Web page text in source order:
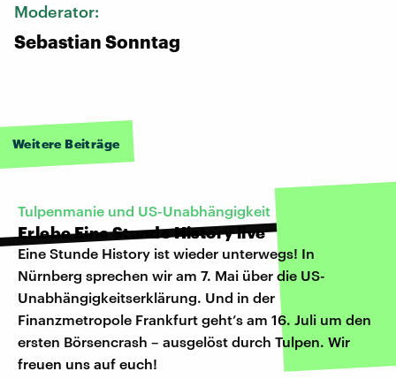
Moderator:
Sebastian Sonntag
Weitere Beiträge
Tulpenmanie und US-Unabhängigkeit
Erlebe Eine Stunde History live
Eine Stunde History ist wieder unterwegs! In
Nürnberg sprechen wir am 7. Mai über die US-
Unabhängigkeitserklärung. Und in der
Finanzmetropole Frankfurt geht’s am 16. Juli um den
ersten Börsencrash – ausgelöst durch Tulpen. Wir
freuen uns auf euch!